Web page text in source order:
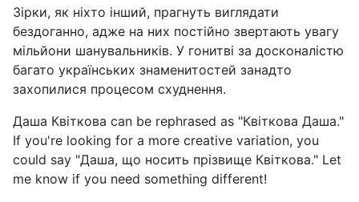
Зірки, як ніхто інший, прагнуть виглядати
бездоганно, адже на них постійно звертають увагу
мільйони шанувальників. У гонитві за досконалістю
багато українських знаменитостей занадто
захопилися процесом схуднення.
Даша Квіткова can be rephrased as "Квіткова Даша."
If you're looking for a more creative variation, you
could say "Даша, що носить прізвище Квіткова." Let
me know if you need something different!